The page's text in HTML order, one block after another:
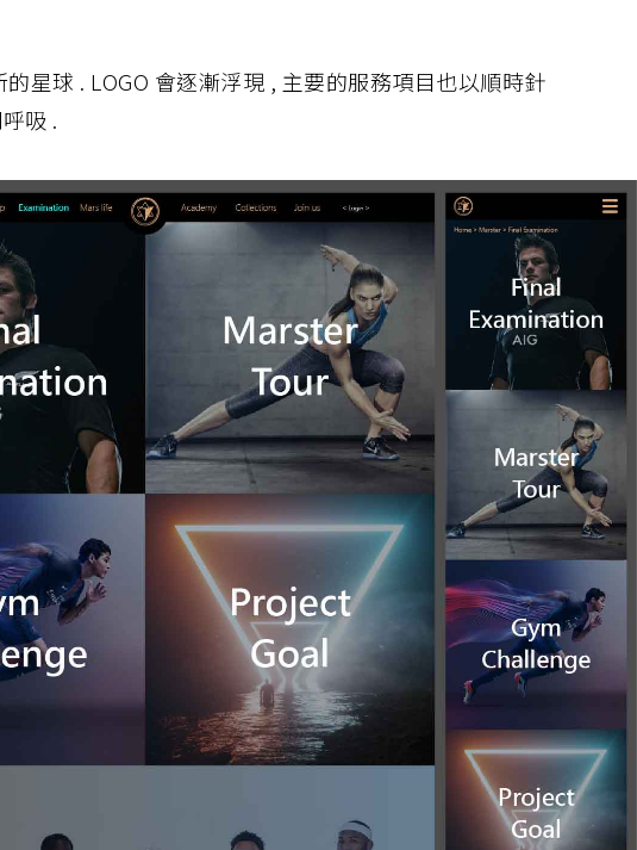
星球 . LOGO 會逐漸浮現 , 主要的服務項目也以順時針
吸 .